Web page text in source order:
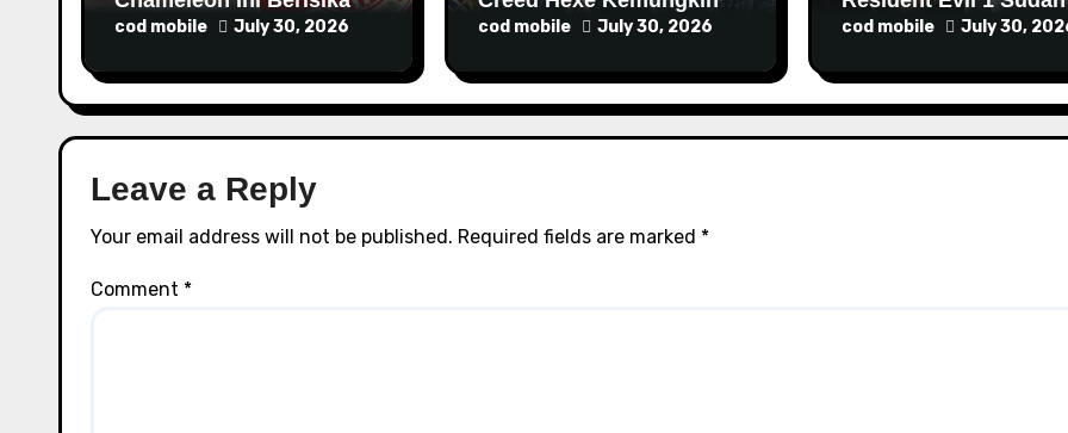
n
Malware
cod mobile July 30, 2026
Rilis Lebih Lama Lagi
cod mobile July 30, 2026
Masuk Tahap Pre-
Lalu
cod mobile July 30,
Leave a Reply
Your email address will not be published. Required fields are marked *
Comment *